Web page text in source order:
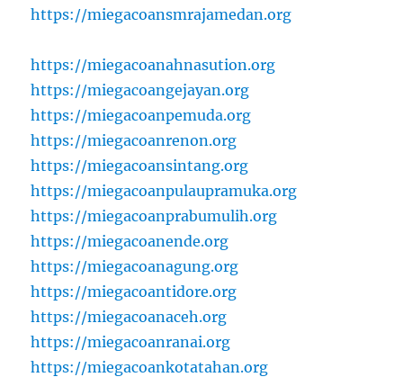
https://miegacoansmrajamedan.org
https://miegacoanahnasution.org
https://miegacoangejayan.org
https://miegacoanpemuda.org
https://miegacoanrenon.org
https://miegacoansintang.org
https://miegacoanpulaupramuka.org
https://miegacoanprabumulih.org
https://miegacoanende.org
https://miegacoanagung.org
https://miegacoantidore.org
https://miegacoanaceh.org
https://miegacoanranai.org
https://miegacoankotatahan.org